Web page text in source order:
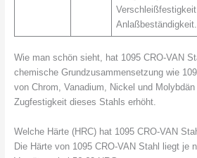
Anlaßbeständigkeit.
Wie man schön sieht, hat 1095 CRO-VAN
chemische Grundzusammensetzung wie
von Chrom, Vanadium, Nickel und
Zugfestigkeit dieses Stahls erhöht.
Welche Härte (HRC) hat 1095 CRO-VAN
Die Härte von 1095 CRO-VAN Stahl liegt je